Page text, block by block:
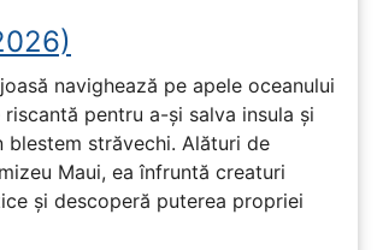
navighează pe apele oceanului
pentru a-și salva insula și
blestem străvechi. Alături de
Maui, ea înfruntă creaturi
și descoperă puterea propriei